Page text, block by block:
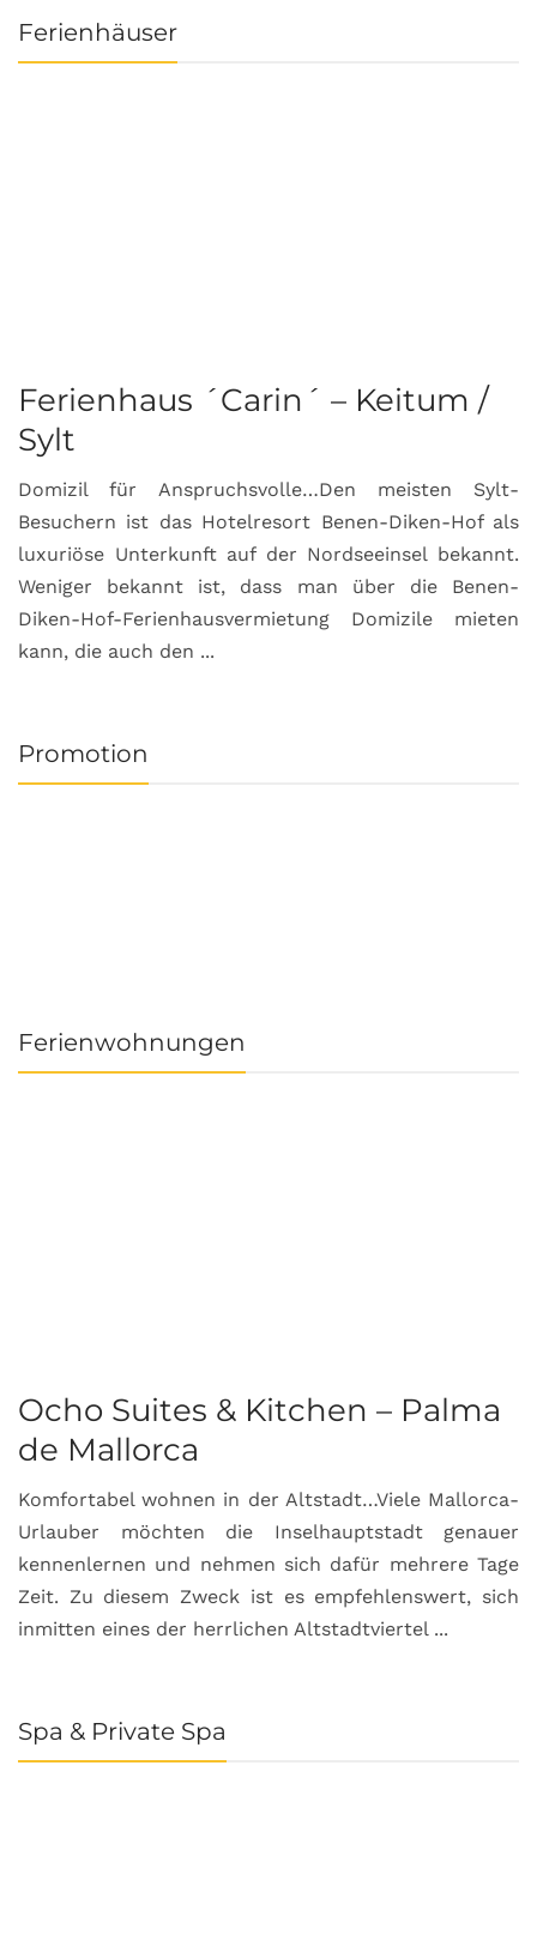
Ferienhäuser
Ferienhaus ´Carin´ – Keitum /
Sylt
Domizil für Anspruchsvolle…Den meisten Sylt-
Besuchern ist das Hotelresort Benen-Diken-Hof als
luxuriöse Unterkunft auf der Nordseeinsel bekannt.
Weniger bekannt ist, dass man über die Benen-
Diken-Hof-Ferienhausvermietung Domizile mieten
kann, die auch den ...
Promotion
Ferienwohnungen
Ocho Suites & Kitchen – Palma
de Mallorca
Komfortabel wohnen in der Altstadt…Viele Mallorca-
Urlauber möchten die Inselhauptstadt genauer
kennenlernen und nehmen sich dafür mehrere Tage
Zeit. Zu diesem Zweck ist es empfehlenswert, sich
inmitten eines der herrlichen Altstadtviertel ...
Spa & Private Spa